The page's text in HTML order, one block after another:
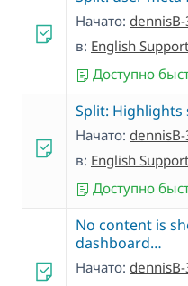
Начато:
в: English Support
Доступно
Split: Highlights
Начато:
в: English Support
Доступно
No content is
dashboard…
Начато: